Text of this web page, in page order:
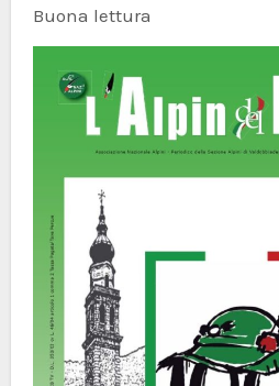
Buona lettura